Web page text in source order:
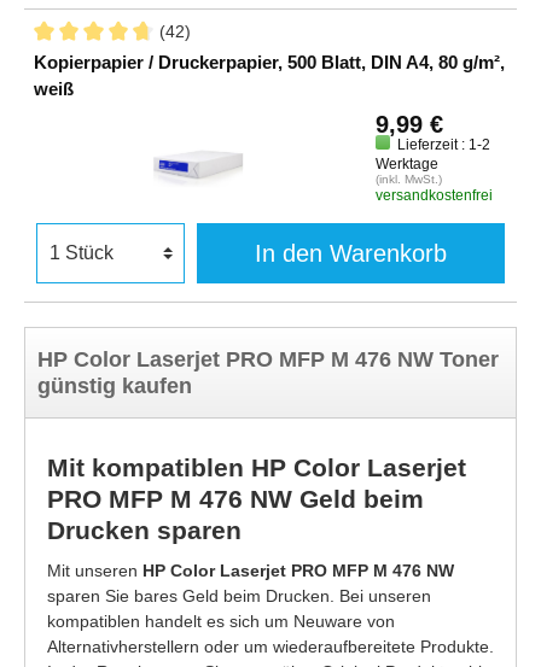
(42)
Kopierpapier / Druckerpapier, 500 Blatt, DIN A4, 80 g/m²,
weiß
9,99 €
Lieferzeit : 1-2
Werktage
(inkl. MwSt.)
versandkostenfrei
In den Warenkorb
HP Color Laserjet PRO MFP M 476 NW Toner
günstig kaufen
Mit kompatiblen HP Color Laserjet
PRO MFP M 476 NW Geld beim
Drucken sparen
Mit unseren HP Color Laserjet PRO MFP M 476 NW
sparen Sie bares Geld beim Drucken. Bei unseren
kompatiblen handelt es sich um Neuware von
Alternativherstellern oder um wiederaufbereitete Produkte.